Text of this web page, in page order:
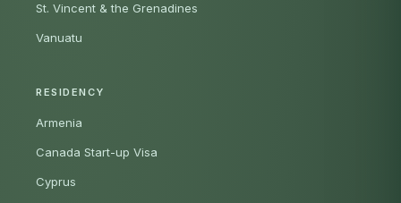
St. Vincent & the Grenadines
Vanuatu
RESIDENCY
Armenia
Canada Start-up Visa
Cyprus